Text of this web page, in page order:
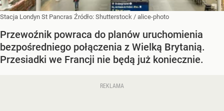
Stacja Londyn St Pancras Źródło: Shutterstock / alice-photo
Przewoźnik powraca do planów uruchomienia
bezpośredniego połączenia z Wielką Brytanią.
Przesiadki we Francji nie będą już koniecznie.